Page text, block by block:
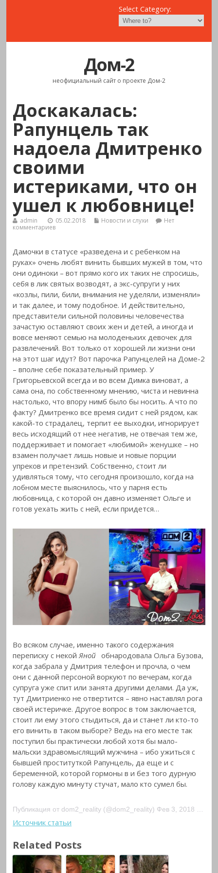
Select Category:
Дом-2
неофициальный сайт о проекте Дом-2
Доскакалась:
Рапунцель так
надоела Дмитренко
своими
истериками, что он
ушел к любовнице!
admin 05.02.2018 Новости и слухи
Нет
комментариев
Дамочки в статусе «разведена и с ребенком на
руках» очень любят винить бывших мужей в том, что
они одиноки – вот прямо кого их таких не спросишь,
себя в лик святых возводят, а экс-супруги у них
«козлы, пили, били, внимания не уделяли,изменяли»
и так далее, и тому подобное. И действительно,
представители сильной половины человечества
зачастую оставляют своих жен и детей, а иногда и
вовсе меняют семью на молоденьких девочек для
развлечений. Вот только от хорошей ли жизни они
на этот шаг идут? Вот парочка Рапунцелей на Доме-2
– вполне себе показательный пример. У
Григорьевской всегда и во всем Димка виноват, а
сама она, по собственному мнению, чиста и невинна
настолько, что впору нимб было бы носить. А что по
факту? Дмитренко все время сидит с ней рядом, как
какой-то страдалец, терпит ее выходки, игнорирует
весь исходящий от нее негатив, не отвечая тем же,
поддерживает и помогает «любимой» женушке – но
взамен получает лишь новые и новые порции
упреков и претензий. Собственно, стоит ли
удивляться тому, что сегодня произошло, когда на
лобном месте выяснилось, что у парня есть
любовница, с которой он давно изменяет Ольге и
готов уехать жить с ней, если придется…
Во всяком случае, именно такого содержания
переписку с некойЯной обнародовала Ольга Бузова,
когда забрала у Дмитрия телефон и прочла, о чем
они с данной персоной воркуют по вечерам, когда
супруга уже спит или занята другими делами. Да уж,
тут Дмитриенко не отвертится – явно наставлял рога
своей истеричке. Другое вопрос в том заключается,
стоит ли ему этого стыдиться, да и станет ли кто-то
его винить в таком выборе? Ведь на его месте так
поступил бы практически любой хотя бы мало-
мальски здравомыслящий мужчина – ибо ужиться с
бывшей проституткой Рапунцель, да еще и с
беременной, которой гормоны в и без того дурную
голову каждую минуту стучат, мало кто сумел бы.
Источник статьи
Related Posts